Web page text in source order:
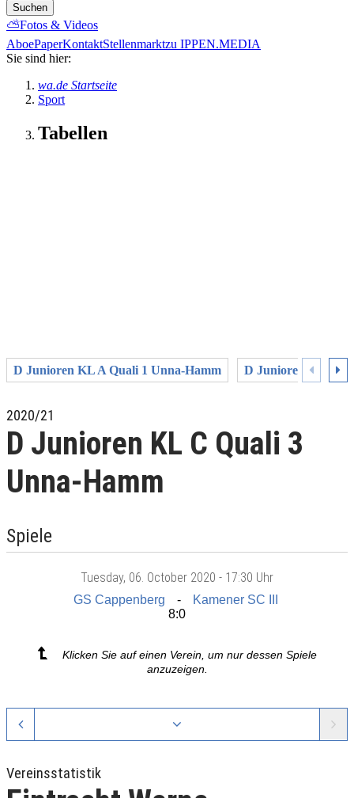
Suchen
⛅Fotos & Videos
AboePaperKontaktStellenmarktzu IPPEN.MEDIA
Sie sind hier:
wa.de Startseite
Sport
Tabellen
D Junioren KL A Quali 1 Unna-Hamm D Junioren KL A
2020/21
D Junioren KL C Quali 3
Unna-Hamm
Spiele
Tuesday, 06. October 2020 - 17:30 Uhr
GS Cappenberg
Kamener SC III
8:0
Klicken Sie auf einen Verein, um nur dessen Spiele
anzuzeigen.
Vereinsstatistik